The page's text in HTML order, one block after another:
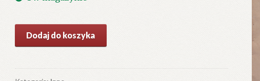
Niedźwiedź
Tatrach.
Dodaj do koszyka